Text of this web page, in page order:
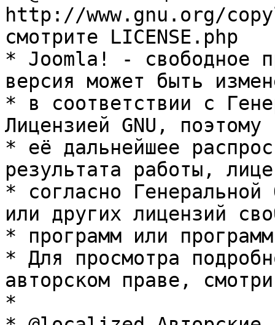
http://www.gnu.org/
смотрите LICENSE.php
* Joomla! - свободное
версия может быть
* в соответствии с
Лицензией GNU, поэтому
* её дальнейшее
результата работы,
* согласно Генеральной
или других лицензий
* программ или
* Для просмотра
авторском праве,
*